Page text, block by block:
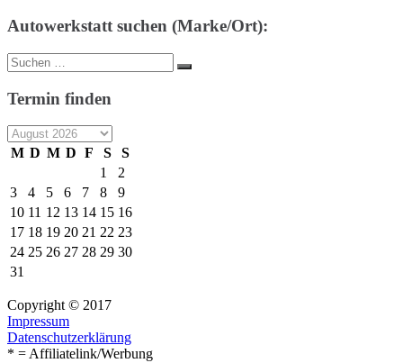
Autowerkstatt suchen (Marke/Ort):
Suche
nach:
Suchen
Termin finden
M D M D F S
S
1
2
3
4 5 6 7 8
9
10 11 12 13 14 15 16
17 18 19 20 21 22 23
24 25 26 27 28 29 30
31
Copyright © 2017
Impressum
Datenschutzerklärung
* = Affiliatelink/Werbung